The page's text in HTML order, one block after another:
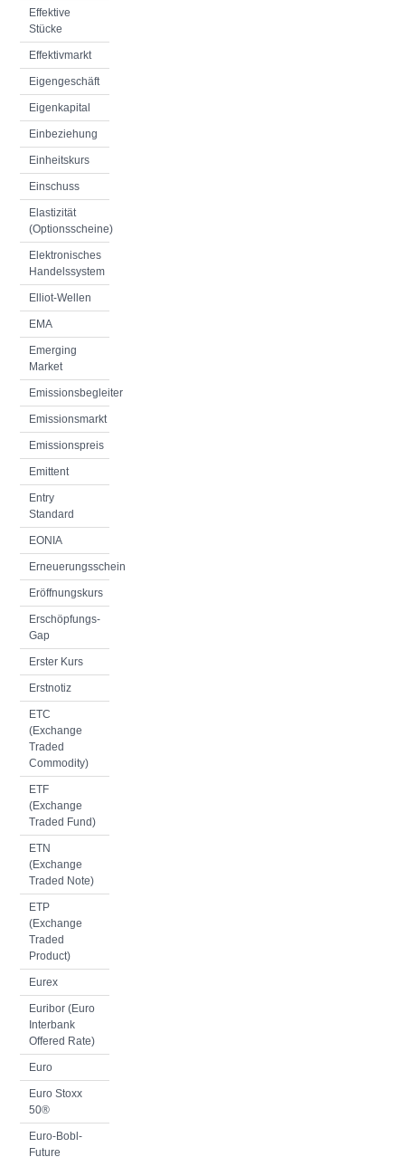
Effektive
Stücke
Effektivmarkt
Eigengeschäft
Eigenkapital
Einbeziehung
Einheitskurs
Einschuss
Elastizität
(Optionsscheine)
Elektronisches
Handelssystem
Elliot-Wellen
EMA
Emerging
Market
Emissionsbegleiter
Emissionsmarkt
Emissionspreis
Emittent
Entry
Standard
EONIA
Erneuerungsschein
Eröffnungskurs
Erschöpfungs-
Gap
Erster Kurs
Erstnotiz
ETC
(Exchange
Traded
Commodity)
ETF
(Exchange
Traded Fund)
ETN
(Exchange
Traded Note)
ETP
(Exchange
Traded
Product)
Eurex
Euribor (Euro
Interbank
Offered Rate)
Euro
Euro Stoxx
50®
Euro-Bobl-
Future